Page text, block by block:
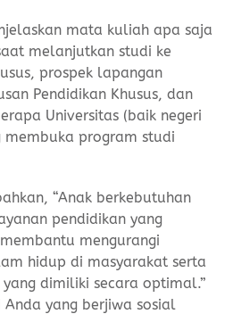
mata kuliah apa saja
melanjutkan studi ke
prospek lapangan
Pendidikan Khusus, dan
Universitas (baik negeri
membuka program studi
“Anak berkebutuhan
pendidikan yang
mengurangi
hidup di masyarakat serta
dimiliki secara optimal.”
Anda yang berjiwa sosial